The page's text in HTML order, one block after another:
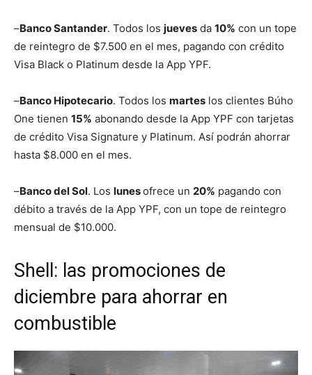
–Banco Santander. Todos los jueves da 10% con un tope
de reintegro de $7.500 en el mes, pagando con crédito
Visa Black o Platinum desde la App YPF.
–Banco Hipotecario. Todos los martes los clientes Búho
One tienen 15% abonando desde la App YPF con tarjetas
de crédito Visa Signature y Platinum. Así podrán ahorrar
hasta $8.000 en el mes.
–Banco del Sol. Los lunesofrece un 20% pagando con
débito a través de la App YPF, con un tope de reintegro
mensual de $10.000.
Shell: las promociones de
diciembre para ahorrar en
combustible